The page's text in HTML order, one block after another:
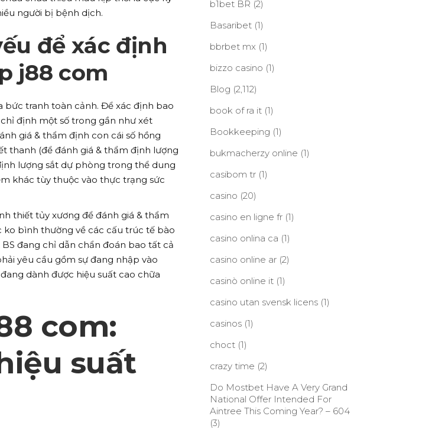
người bị bệnh dịch.
để xác định
j88 com
tranh toàn cảnh. Để xác định bao
định một số trong gần như xét
giá & thẩm định con cái số hồng
thanh (để đánh giá & thẩm định lượng
lượng sắt dự phòng trong thể dung
khác tùy thuộc vào thực trạng sức
thiết tủy xương để đánh giá & thẩm
bình thường về các cấu trúc tế bào
đang chỉ dẫn chẩn đoán bao tất cả
yêu cầu gồm sự đang nhập vào
dành được hiệu suất cao chữa
com:
suất
b1bet BR (2)
Basaribet(1)
bbrbet mx (1)
bizzo casino (1)
Blog (2,112)
book of ra it(1)
Bookkeeping (1)
bukmacherzy online (1)
casibom tr(1)
casino (20)
casino en ligne fr(1)
casino onlina ca (1)
casino online ar(2)
casinò online it(1)
casino utan svensk licens(1)
casinos(1)
choct(1)
crazy time (2)
Do Mostbet Have A Very Grand
National Offer Intended For
Aintree This Coming Year? – 604
(3)